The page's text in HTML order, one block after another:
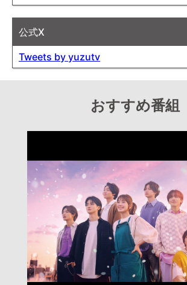
公式X
Tweets by yuzutv
おすすめ番組